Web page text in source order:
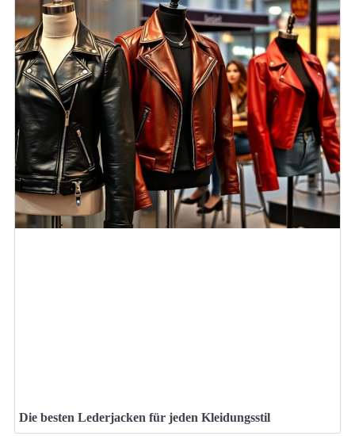
Die besten Lederjacken für jeden Kleidungsstil